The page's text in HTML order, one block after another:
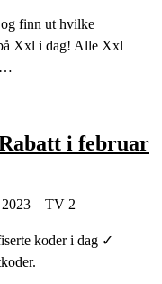
finn ut hvilke
Xxl i dag! Alle Xxl
…
i februar
– TV 2
koder i dag ✓